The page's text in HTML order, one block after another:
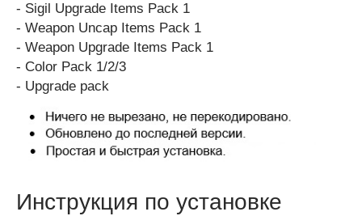
- Sigil Upgrade Items Pack 1
- Weapon Uncap Items Pack 1
- Weapon Upgrade Items Pack 1
- Color Pack 1/2/3
- Upgrade pack
Инструкция по установке